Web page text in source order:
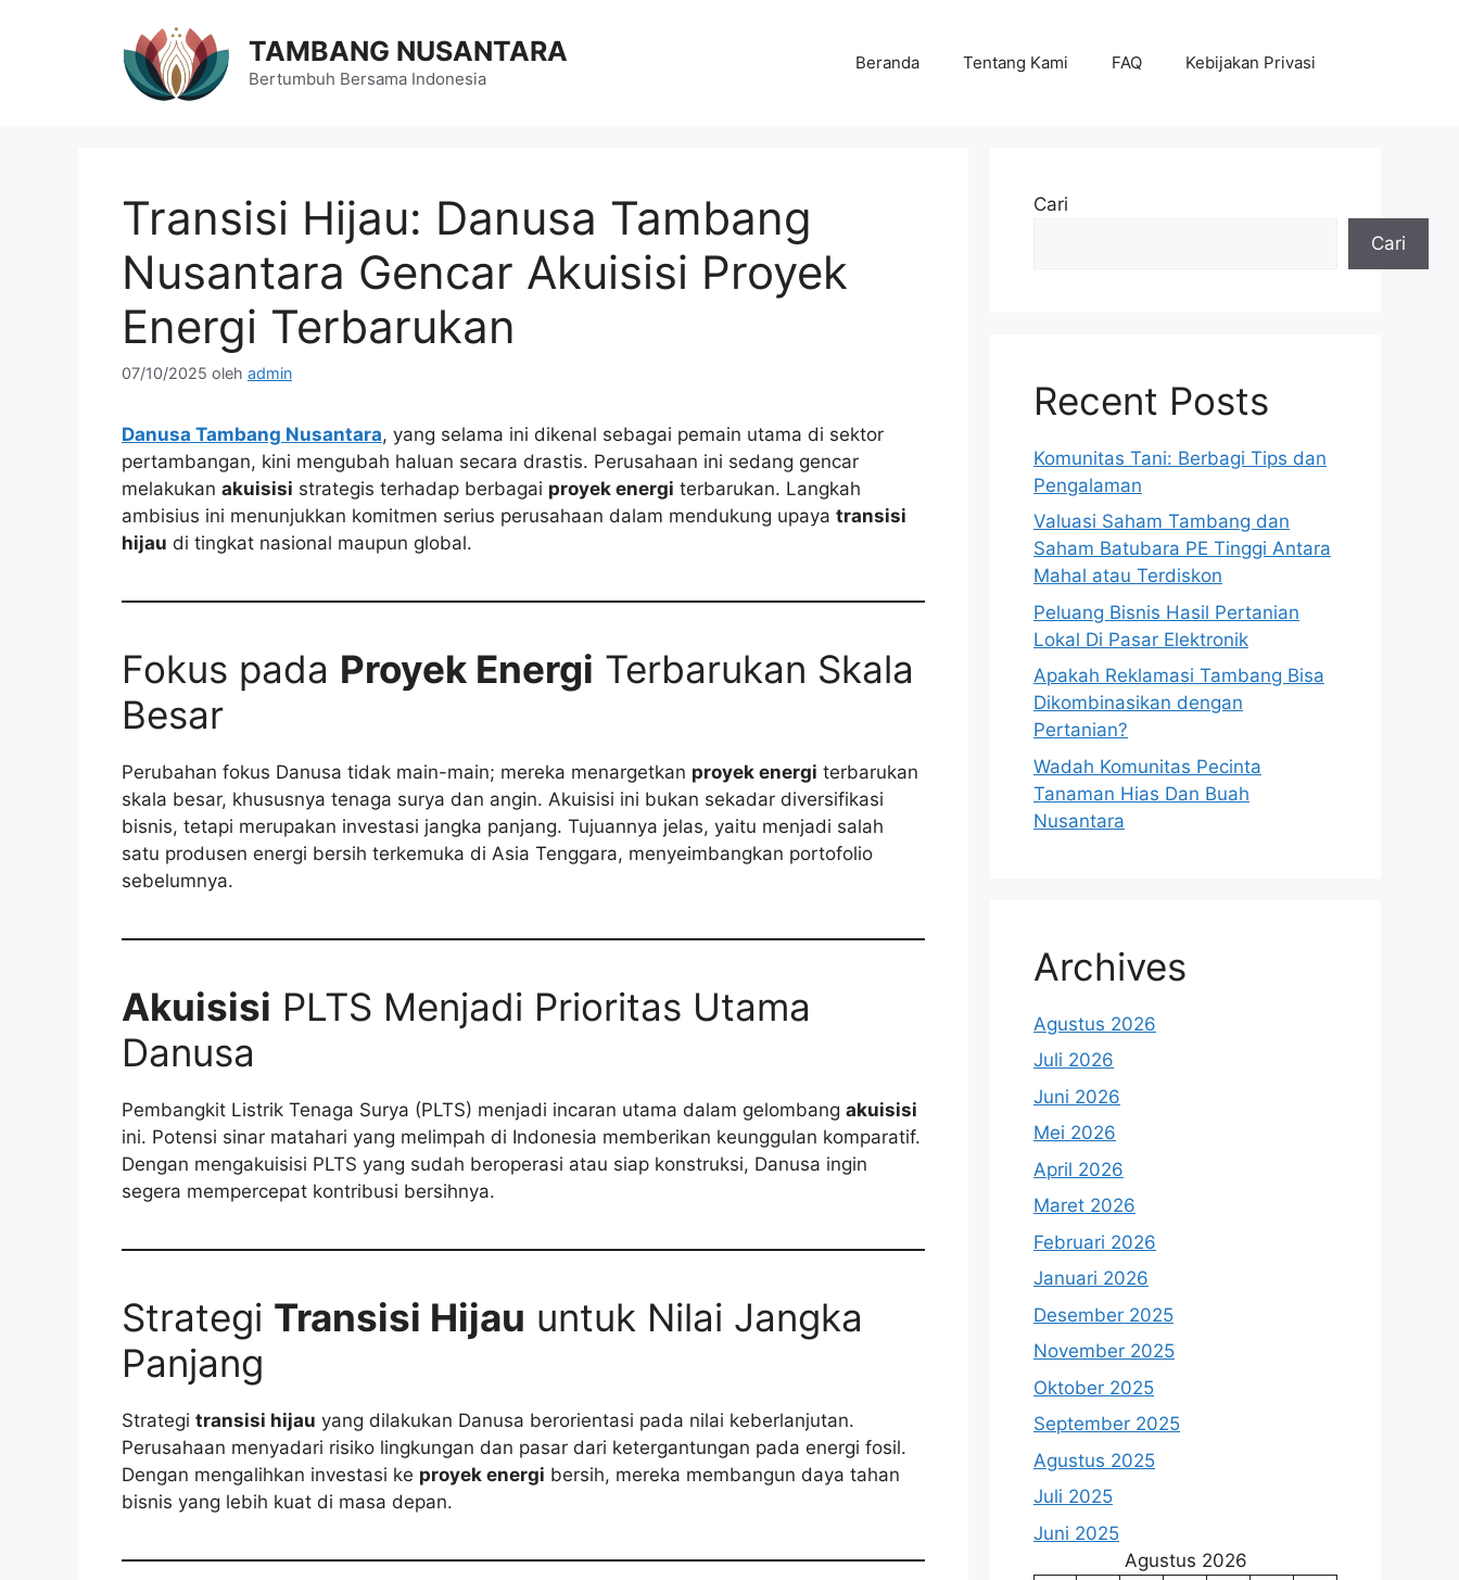
TAMBANG NUSANTARA
Bertumbuh Bersama Indonesia
Beranda Tentang Kami FAQ Kebijakan Privasi
Transisi Hijau: Danusa Tambang
Nusantara Gencar Akuisisi Proyek
Energi Terbarukan
07/10/2025 oleh admin
Danusa Tambang Nusantara, yang selama ini dikenal sebagai pemain utama di sektor
pertambangan, kini mengubah haluan secara drastis. Perusahaan ini sedang gencar
melakukan akuisisi strategis terhadap berbagai proyek energi terbarukan. Langkah
ambisius ini menunjukkan komitmen serius perusahaan dalam mendukung upaya transisi
hijau di tingkat nasional maupun global.
Fokus pada Proyek Energi Terbarukan Skala
Besar
Perubahan fokus Danusa tidak main-main; mereka menargetkan proyek energi terbarukan
skala besar, khususnya tenaga surya dan angin. Akuisisi ini bukan sekadar diversifikasi
bisnis, tetapi merupakan investasi jangka panjang. Tujuannya jelas, yaitu menjadi salah
satu produsen energi bersih terkemuka di Asia Tenggara, menyeimbangkan portofolio
sebelumnya.
Akuisisi PLTS Menjadi Prioritas Utama
Danusa
Pembangkit Listrik Tenaga Surya (PLTS) menjadi incaran utama dalam gelombang akuisisi
ini. Potensi sinar matahari yang melimpah di Indonesia memberikan keunggulan komparatif.
Dengan mengakuisisi PLTS yang sudah beroperasi atau siap konstruksi, Danusa ingin
segera mempercepat kontribusi bersihnya.
Strategi Transisi Hijau untuk Nilai Jangka
Panjang
Strategi transisi hijau yang dilakukan Danusa berorientasi pada nilai keberlanjutan.
Perusahaan menyadari risiko lingkungan dan pasar dari ketergantungan pada energi fosil.
Dengan mengalihkan investasi ke proyek energi bersih, mereka membangun daya tahan
bisnis yang lebih kuat di masa depan.
Cari
Cari
Recent Posts
Komunitas Tani: Berbagi Tips dan
Pengalaman
Valuasi Saham Tambang dan
Saham Batubara PE Tinggi Antara
Mahal atau Terdiskon
Peluang Bisnis Hasil Pertanian
Lokal Di Pasar Elektronik
Apakah Reklamasi Tambang Bisa
Dikombinasikan dengan
Pertanian?
Wadah Komunitas Pecinta
Tanaman Hias Dan Buah
Nusantara
Archives
Agustus 2026
Juli 2026
Juni 2026
Mei 2026
April 2026
Maret 2026
Februari 2026
Januari 2026
Desember 2025
November 2025
Oktober 2025
September 2025
Agustus 2025
Juli 2025
Juni 2025
Agustus 2026